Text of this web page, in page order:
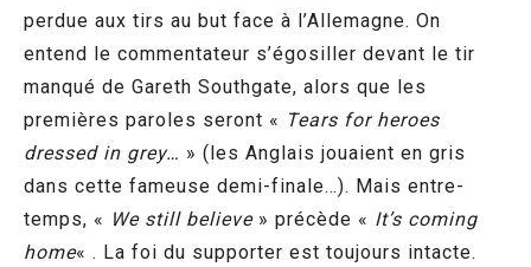
perdue aux tirs au but face à l’Allemagne. On
entend le commentateur s’égosiller devant le tir
manqué de Gareth Southgate, alors que les
premières paroles seront « Tears for heroes
dressed in grey… » (les Anglais jouaient en gris
dans cette fameuse demi-finale…). Mais entre-
temps, « We still believe» précède « It’s coming
home« . La foi du supporter est toujours intacte.